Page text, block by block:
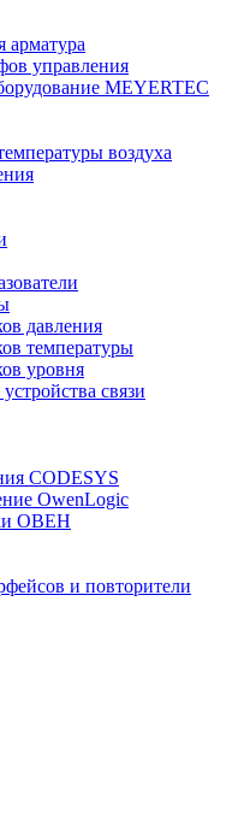
арматура
управления
MEYERTEC
воздуха
давления
температуры
уровня
связи
CODESYS
OwenLogic
ОВЕН
и повторители